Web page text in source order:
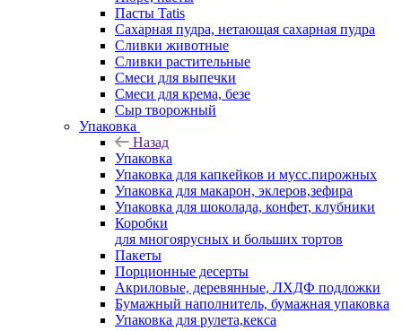
Пасты Tatis
Сахарная пудра, нетающая сахарная пудра
Сливки животные
Сливки растительные
Смеси для выпечки
Смеси для крема, безе
Сыр творожный
Упаковка
Назад
Упаковка
Упаковка для капкейков и мусс.пирожных
Упаковка для макарон, эклеров,зефира
Упаковка для шоколада, конфет, клубники
Коробки
для многоярусных и больших тортов
Пакеты
Порционные десерты
Акриловые, деревянные, ЛХДФ подложки
Бумажный наполнитель, бумажная упаковка
Упаковка для рулета,кекса